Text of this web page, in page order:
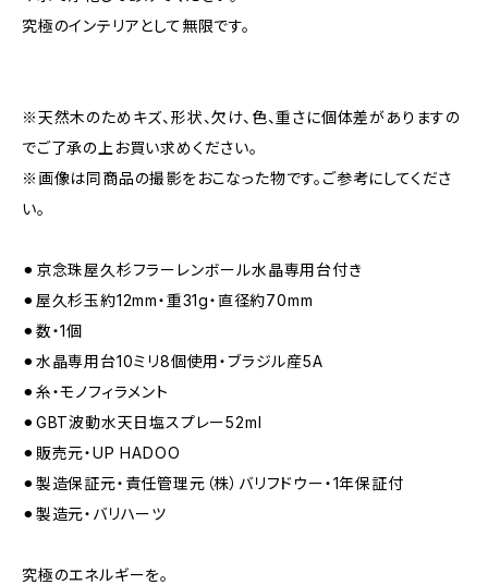
究極のインテリアとして無限です。
※天然木のためキズ、形状、欠け、色、重さに個体差がありますの
でご了承の上お買い求めください。
※画像は同商品の撮影をおこなった物です。ご参考にしてくださ
い。
⚫︎京念珠屋久杉フラーレンボール水晶専用台付き
⚫︎屋久杉玉約12mm・重31g・直径約70mm
⚫︎数・1個
⚫︎水晶専用台10ミリ8個使用・ブラジル産5A
⚫︎糸・モノフィラメント
⚫︎GBT波動水天日塩スプレー52ml
⚫︎販売元・UP HADOO
⚫︎製造保証元・責任管理元（株）バリフドウー・1年保証付
⚫︎製造元・バリハーツ
究極のエネルギーを。